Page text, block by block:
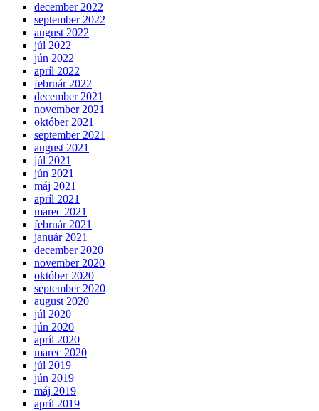
december 2022
september 2022
august 2022
júl 2022
jún 2022
apríl 2022
február 2022
december 2021
november 2021
október 2021
september 2021
august 2021
júl 2021
jún 2021
máj 2021
apríl 2021
marec 2021
február 2021
január 2021
december 2020
november 2020
október 2020
september 2020
august 2020
júl 2020
jún 2020
apríl 2020
marec 2020
júl 2019
jún 2019
máj 2019
apríl 2019